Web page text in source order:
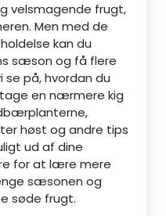
velsmagende frugt,
Men med de
kan du
sæson og få flere
se på, hvordan du
en nærmere kig
høst og andre tips
ud af dine
for at lære mere
sæsonen og
søde frugt.